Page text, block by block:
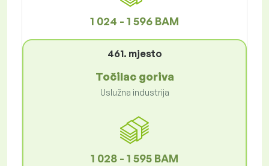
1 024 - 1 596 BAM
461. mjesto
Točilac goriva
Uslužna industrija
1 028 - 1 595 BAM